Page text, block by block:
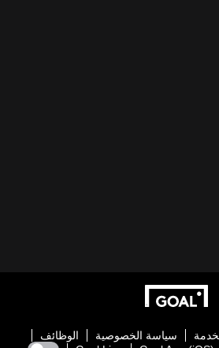
سياسة الخصوصية
الوظائف